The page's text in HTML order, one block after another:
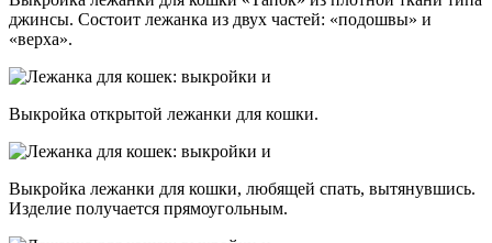
джинсы. Состоит лежанка из двух частей: «подошвы» и
«верха».
Выкройка открытой лежанки для кошки.
Выкройка лежанки для кошки, любящей спать, вытянувшись.
Изделие получается прямоугольным.